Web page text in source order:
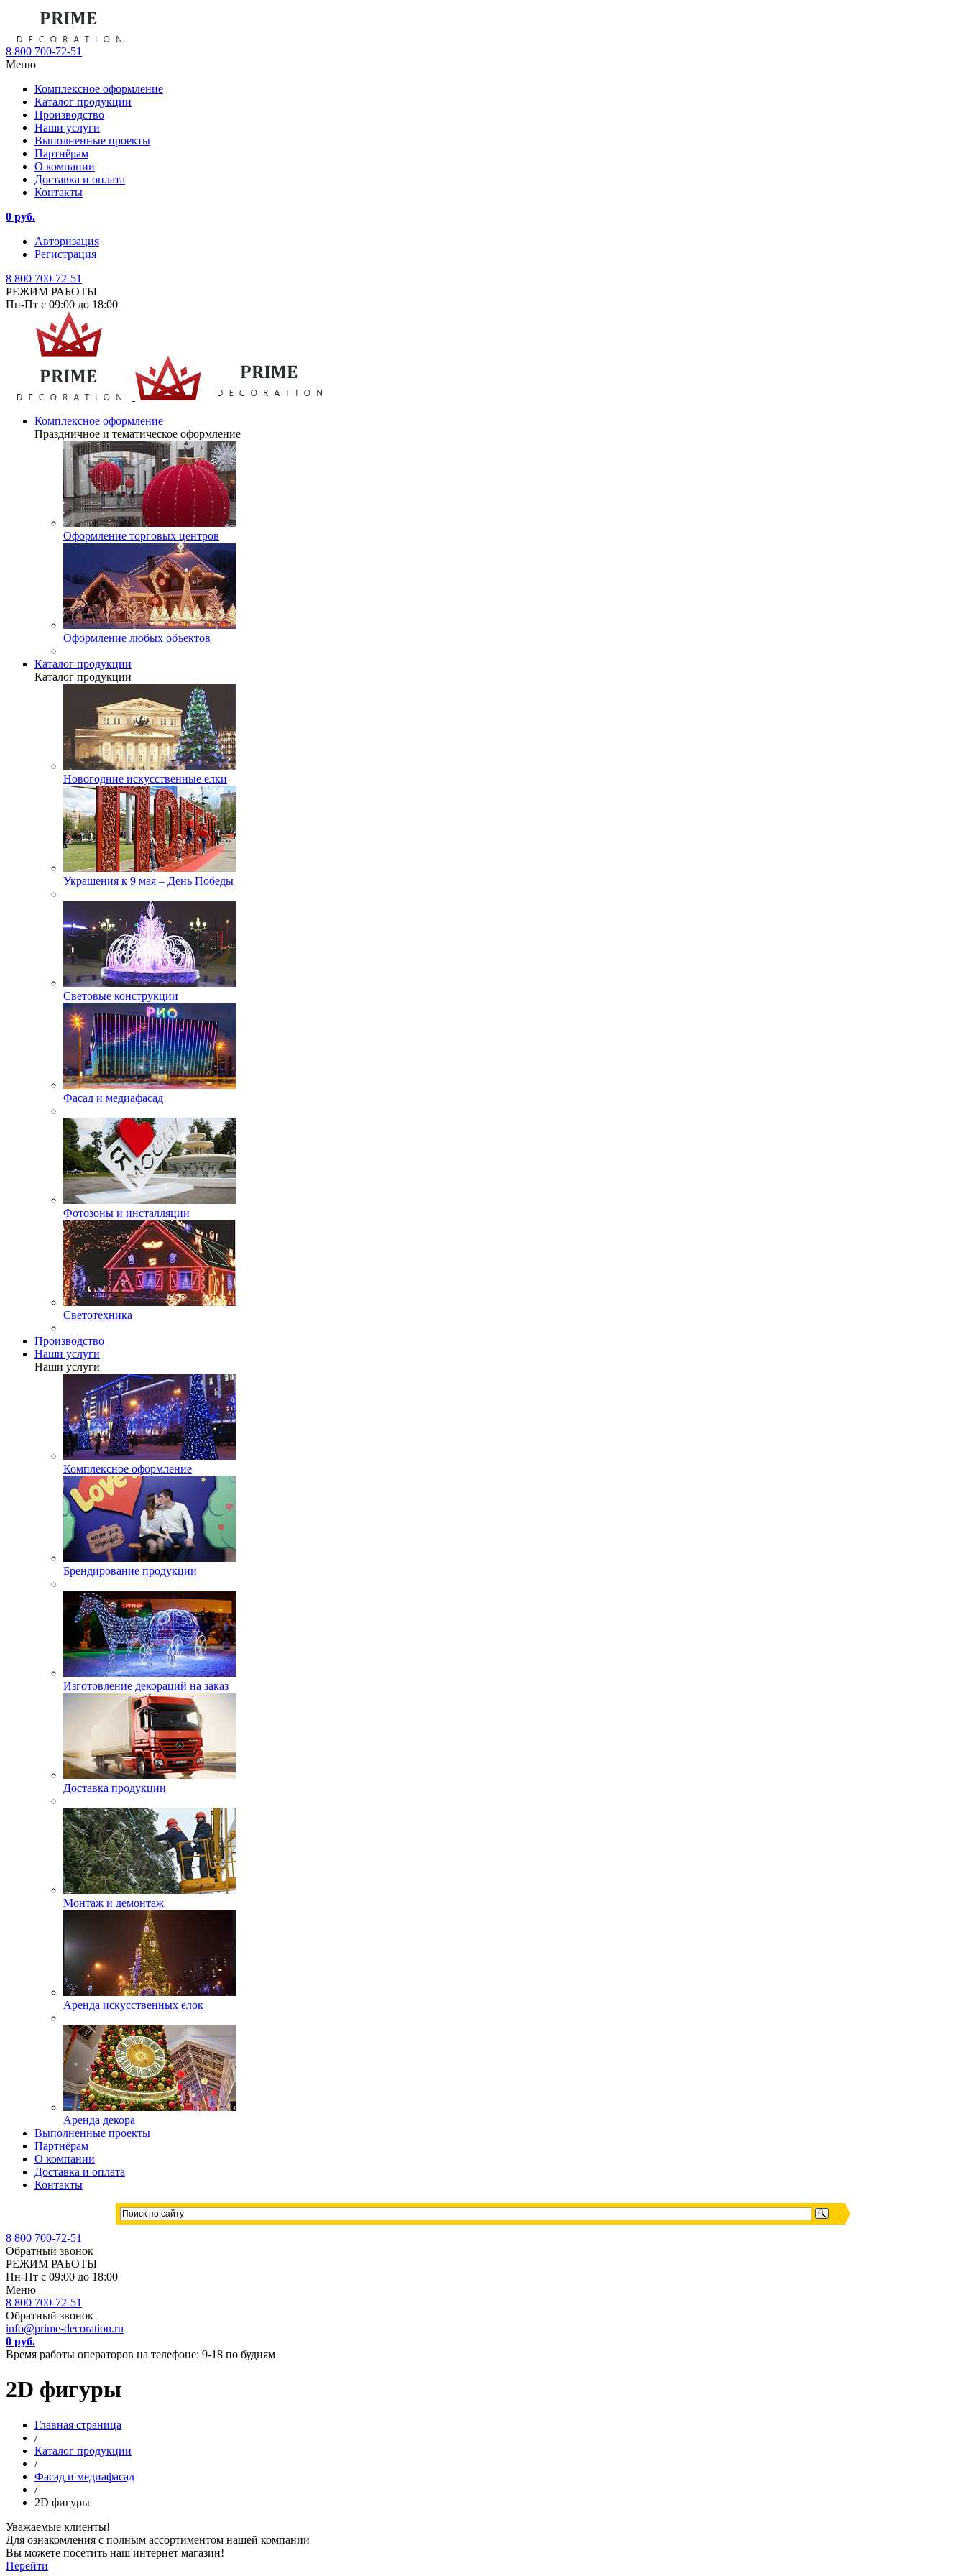
8 800 700-72-51
Меню
Комплексное оформление
Каталог продукции
Производство
Наши услуги
Выполненные проекты
Партнёрам
О компании
Доставка и оплата
Контакты
0 руб.
Авторизация
Регистрация
8 800 700-72-51
РЕЖИМ РАБОТЫ
Пн-Пт с 09:00 до 18:00
Комплексное оформление
Праздничное и тематическое оформление
Оформление торговых центров
Оформление любых объектов
Каталог продукции
Каталог продукции
Новогодние искусственные елки
Украшения к 9 мая – День Победы
Световые конструкции
Фасад и медиафасад
Фотозоны и инсталляции
Светотехника
Производство
Наши услуги
Наши услуги
Комплексное оформление
Брендирование продукции
Изготовление декораций на заказ
Доставка продукции
Монтаж и демонтаж
Аренда искусственных ёлок
Аренда декора
Выполненные проекты
Партнёрам
О компании
Доставка и оплата
Контакты
8 800 700-72-51
Обратный звонок
РЕЖИМ РАБОТЫ
Пн-Пт с 09:00 до 18:00
Меню
8 800 700-72-51
Обратный звонок
info@prime-decoration.ru
0 руб.
Время работы операторов на телефоне: 9-18 по будням
2D фигуры
Главная страница
/
Каталог продукции
/
Фасад и медиафасад
/
2D фигуры
Уважаемые клиенты!
Для ознакомления с полным ассортиментом нашей компании
Вы можете посетить наш интернет магазин!
Перейти